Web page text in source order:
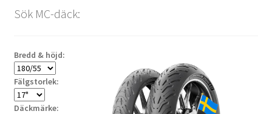
Sök MC-däck:
Bredd & höjd:
Fälgstorlek:
Däckmärke: